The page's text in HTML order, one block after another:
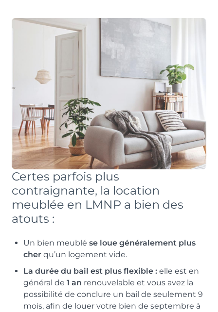
Certes parfois plus
contraignante, la location
meublée en LMNP a bien des
atouts :
Un bien meublé se loue généralement plus
cher qu’un logement vide.
La durée du bail est plus flexible : elle est en
général de 1 an renouvelable et vous avez la
possibilité de conclure un bail de seulement 9
mois, afin de louer votre bien de septembre à